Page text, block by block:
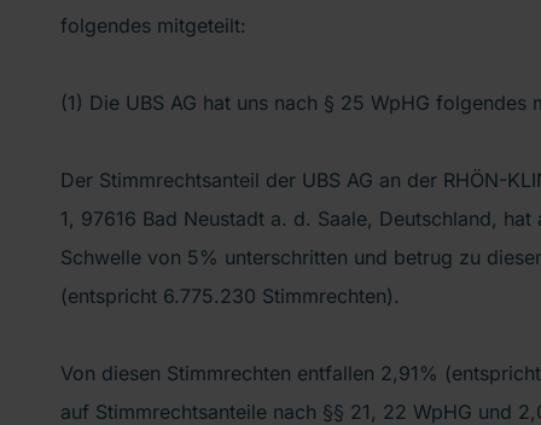
folgendes mitgeteilt:
(1) Die UBS AG hat uns nach § 25 WpHG folgendes
Der Stimmrechtsanteil der UBS AG an der RHÖN-
1, 97616 Bad Neustadt a. d. Saale, Deutschland,
Schwelle von 5% unterschritten und betrug zu
(entspricht 6.775.230 Stimmrechten).
Von diesen Stimmrechten entfallen 2,91%
auf Stimmrechtsanteile nach §§ 21, 22 WpHG und